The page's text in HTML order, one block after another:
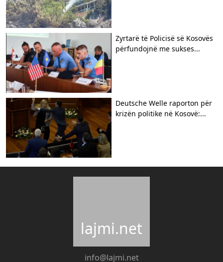
Zyrtarë të Policisë së Kosovës
përfundojnë me sukses...
Deutsche Welle raporton për
krizën politike në Kosovë:...
lajmi.net
info@lajmi.net